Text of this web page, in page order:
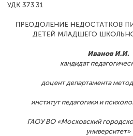
УДК 373.31
ПРЕОДОЛЕНИЕ НЕДОСТАТКОВ
ДЕТЕЙ МЛАДШЕГО
Иванов И.И.
кандидат
доцент департамента
институт педагогики и
ГАОУ ВО «Московский
университет»